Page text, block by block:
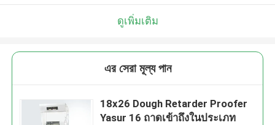
ดูเพิ่มเติม
এর সেরা মূল্য পান
18x26 Dough Retarder Proofer
Yasur 16 ถาดเข้าถึงในประเภท